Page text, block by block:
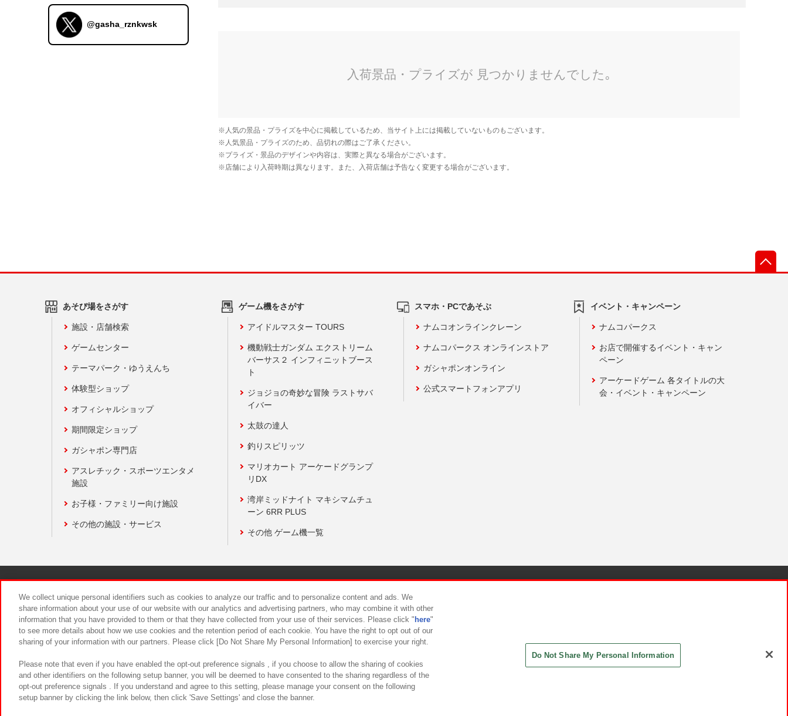
@gasha_rznkwsk
あそび場をさがす
施設・店舗検索
ゲームセンター
テーマパーク・ゆうえんち
体験型ショップ
オフィシャルショップ
期間限定ショップ
ガシャポン専門店
アスレチック・スポーツエンタメ
施設
お子様・ファミリー向け施設
その他の施設・サービス
ゲーム機をさがす
アイドルマスター TOURS
機動戦士ガンダム エクストリーム
バーサス２ インフィニットブース
ト
ジョジョの奇妙な冒険 ラストサバ
イバー
太鼓の達人
釣りスピリッツ
マリオカート アーケードグランプ
リDX
湾岸ミッドナイト マキシマムチュ
ーン 6RR PLUS
その他 ゲーム機一覧
スマホ・PCであそぶ
ナムコオンラインクレーン
ナムコパークス オンラインストア
ガシャポンオンライン
公式スマートフォンアプリ
イベント・キャンペーン
ナムコパークス
お店で開催するイベント・キャン
ペーン
アーケードゲーム 各タイトルの大
会・イベント・キャンペーン
食品のご提供について カスタマーハラスメント対応方針
We collect unique personal identifiers such as cookies to analyze our traffic and to personalize content and ads. We
share information about your use of our website with our analytics and advertising partners, who may combine it with other
information that you have provided to them or that they have collected from your use of their services. Please click " here"
to see more details about how we use cookies and the retention period of each cookie. You have the right to opt out of our
sharing of your information with our partners. Please click [Do Not Share My Personal Information] to exercise your right.
Please note that even if you have enabled the opt-out preference signals , if you choose to allow the sharing of cookies
and other identifiers on the following setup banner, you will be deemed to have consented to the sharing regardless of the
opt-out preference signals . If you understand and agree to this setting, please manage your consent on the following
setup banner by clicking the link below, then click 'Save Settings' and close the banner.
Do Not Share My Personal Information